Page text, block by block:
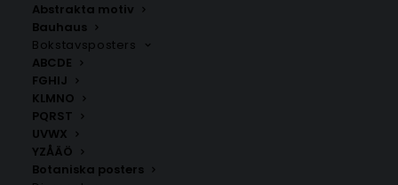
Abstrakta motiv
Bauhaus
Bokstavsposters
ABCDE
FGHIJ
KLMNO
PQRST
UVWX
YZÅÄÖ
Botaniska posters
Stjärnbild Väduren –
Fr.149.00 kr